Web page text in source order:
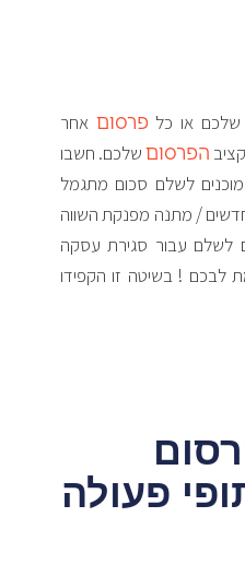
שלכם או כלפרסום אחר
הפרסוםשלכם. חשבו
לשלם סכום מתגמל
/ מתנה מפנקת השווה
עבור סגירת עסקה
! בשיטה זו הקפידו
פעולה